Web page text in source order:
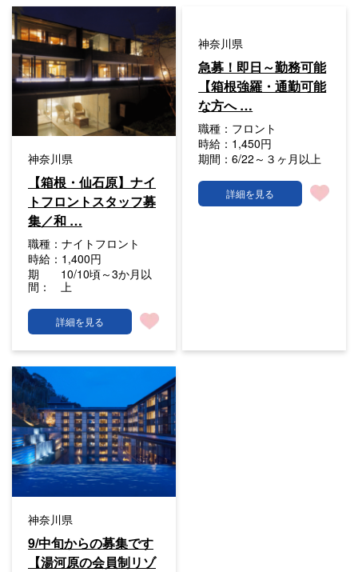
神奈川県
【箱根・仙石原】ナイ
トフロントスタッフ募
集／和 …
職種： ナイトフロント
時給： 1,400円
期
間：
10/10頃～3か月以
上
詳細を見る
神奈川県
急募！即日～勤務可能
【箱根強羅・通勤可能
な方へ …
職種： フロント
時給： 1,450円
期間：6/22～３ヶ月以上
詳細を見る
神奈川県
9/中旬からの募集です
【湯河原の会員制リゾ